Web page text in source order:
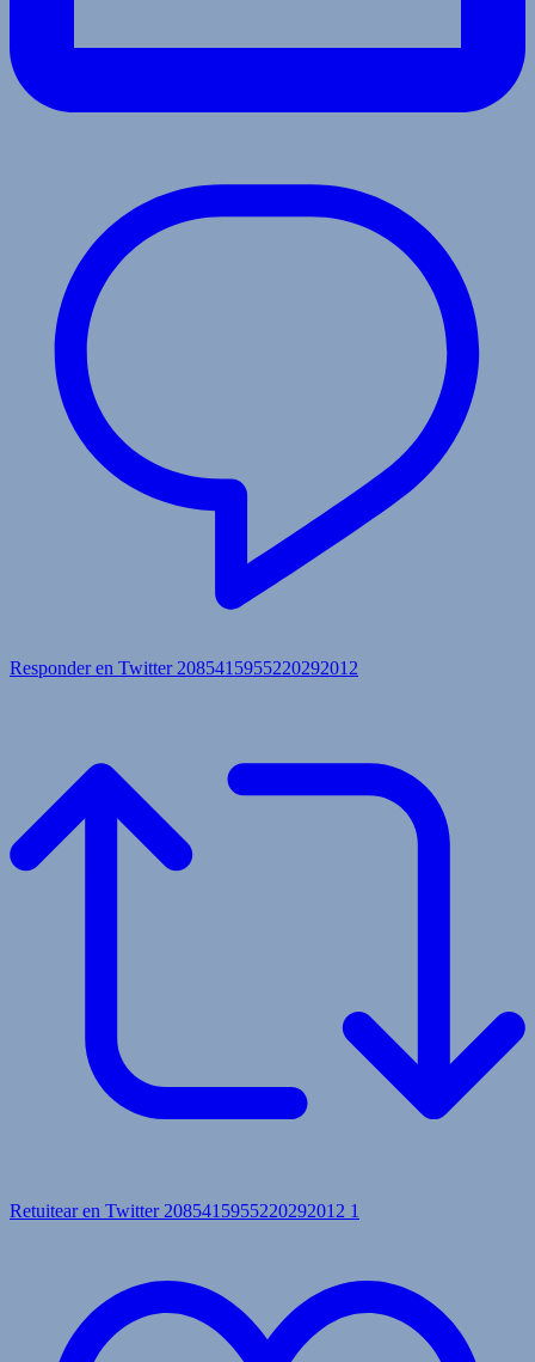
Responder en Twitter 2085415955220292012
Retuitear en Twitter 2085415955220292012 1